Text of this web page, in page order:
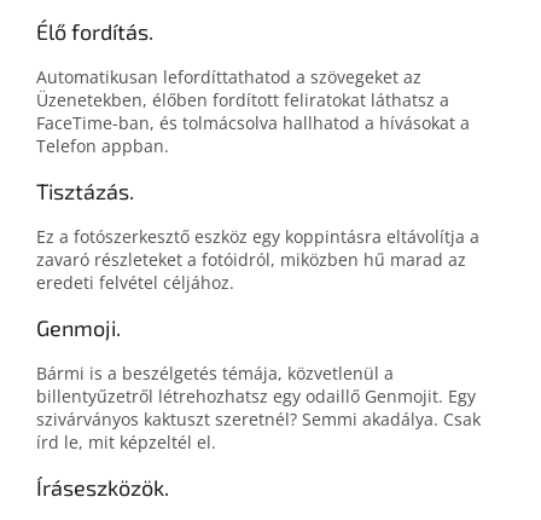
Élő fordítás.
Automatikusan lefordíttathatod a szövegeket az
Üzenetekben, élőben fordított feliratokat láthatsz a
FaceTime-ban, és tolmácsolva hallhatod a hívásokat a
Telefon appban.
Tisztázás.
Ez a fotószerkesztő eszköz egy koppintásra eltávolítja a
zavaró részleteket a fotóidról, miközben hű marad az
eredeti felvétel céljához.
Genmoji.
Bármi is a beszélgetés témája, közvetlenül a
billentyűzetről létrehozhatsz egy odaillő Genmojit. Egy
szivárványos kaktuszt szeretnél? Semmi akadálya. Csak
írd le, mit képzeltél el.
Íráseszközök.